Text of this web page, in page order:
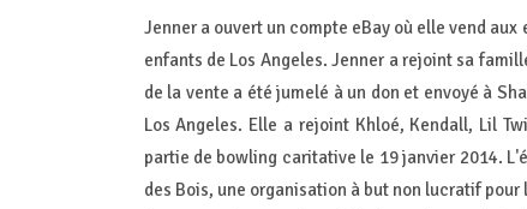
Jenner a ouvert un compte eBay où elle vend
enfants de Los Angeles. Jenner a rejoint sa
de la vente a été jumelé à un don et envoyé à
Los Angeles. Elle a rejoint Khloé, Kendall, Lil
partie de bowling caritative le 19 janvier 2014.
des Bois, une organisation à but non lucratif